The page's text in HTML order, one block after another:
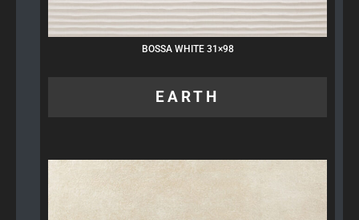
BOSSA WHITE 31×98
EARTH